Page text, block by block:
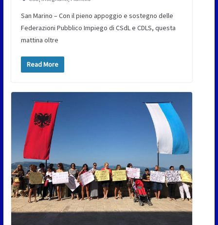
San Marino – Con il pieno appoggio e sostegno delle
Federazioni Pubblico Impiego di CSdL e CDLS, questa
mattina oltre
Read More